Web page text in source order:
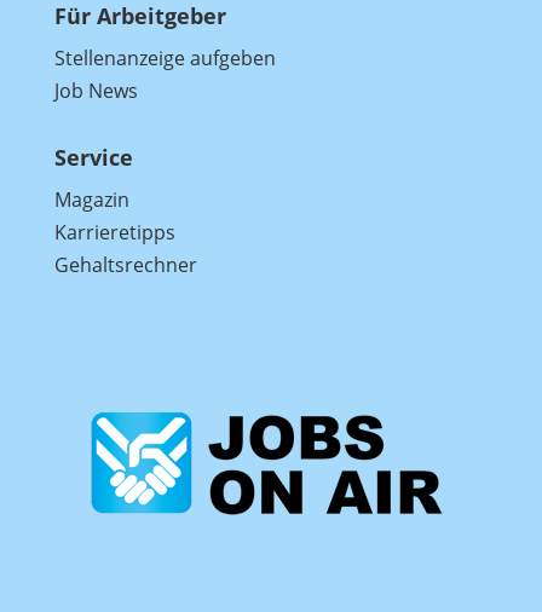
Für Arbeitgeber
Stellenanzeige aufgeben
Job News
Service
Magazin
Karrieretipps
Gehaltsrechner